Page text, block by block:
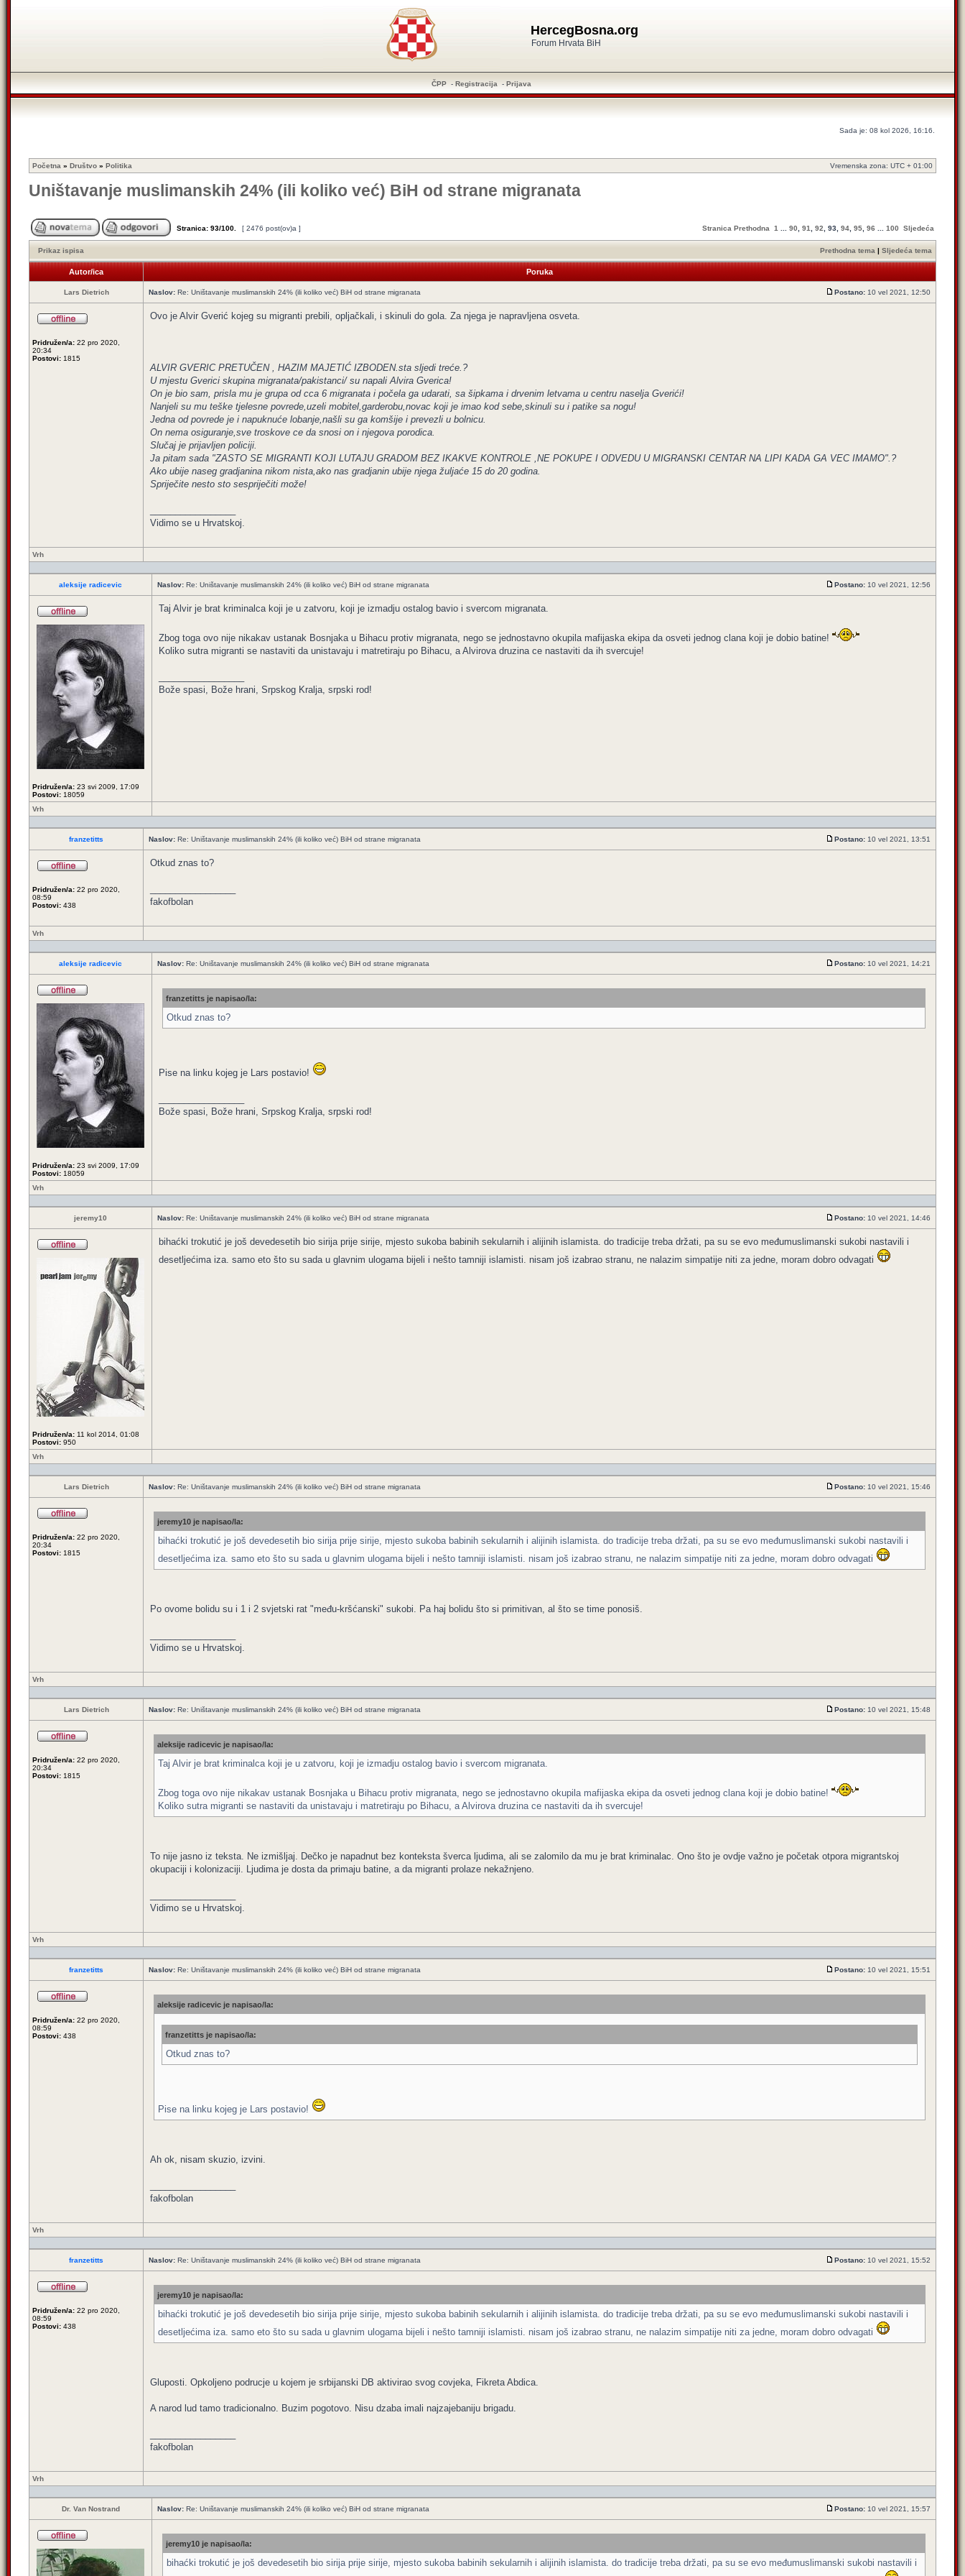
HercegBosna.org
Forum Hrvata BiH
ČPP - Registracija - Prijava
Sada je: 08 kol 2026, 16:16.
Početna » Društvo » Politika Vremenska zona: UTC + 01:00
Uništavanje muslimanskih 24% (ili koliko već) BiH od strane migranata
Stranica: 93/100 [ 2476 post(ov)a ] Stranica Prethodna 1 90 91 92 93 94 95 96 100 Sljedeća
Prikaz ispisa Prethodna tema | Sljedeća tema
Autor/ica Poruka
Lars Dietrich Naslov: Re: Uništavanje muslimanskih 24% (ili koliko već) BiH od strane migranata Postano: 10 vel 2021, 12:50
Pridružen/a: 22 pro 2020,
20:34
Postovi: 1815
Ovo je Alvir Gverić kojeg su migranti prebili, opljačkali, i skinuli do gola. Za njega je napravljena osveta.
ALVIR GVERIC PRETUČEN , HAZIM MAJETIĆ IZBODEN.sta sljedi treće.?
U mjestu Gverici skupina migranata/pakistanci/ su napali Alvira Gverica!
On je bio sam, prisla mu je grupa od cca 6 migranata i počela ga udarati, sa šipkama i drvenim letvama u centru naselja Gverići!
Nanjeli su mu teške tjelesne povrede,uzeli mobitel,garderobu,novac koji je imao kod sebe,skinuli su i patike sa nogu!
Jedna od povrede je i napuknuće lobanje,našli su ga komšije i prevezli u bolnicu.
On nema osiguranje,sve troskove ce da snosi on i njegova porodica.
Slučaj je prijavljen policiji.
Ja pitam sada "ZASTO SE MIGRANTI KOJI LUTAJU GRADOM BEZ IKAKVE KONTROLE ,NE POKUPE I ODVEDU U MIGRANSKI CENTAR NA LIPI KADA GA VEC IMAMO".?
Ako ubije naseg gradjanina nikom nista,ako nas gradjanin ubije njega žuljaće 15 do 20 godina.
Spriječite nesto sto sespriječiti može!
Vidimo se u Hrvatskoj.
Vrh
aleksije radicevic Naslov: Re: Uništavanje muslimanskih 24% (ili koliko već) BiH od strane migranata Postano: 10 vel 2021, 12:56
Pridružen/a: 23 svi 2009, 17:09
Postovi: 18059
Taj Alvir je brat kriminalca koji je u zatvoru, koji je izmadju ostalog bavio i svercom migranata.
Zbog toga ovo nije nikakav ustanak Bosnjaka u Bihacu protiv migranata, nego se jednostavno okupila mafijaska ekipa da osveti jednog clana koji je dobio batine!
Koliko sutra migranti se nastaviti da unistavaju i matretiraju po Bihacu, a Alvirova druzina ce nastaviti da ih svercuje!
Bože spasi, Bože hrani, Srpskog Kralja, srpski rod!
Vrh
franzetitts Naslov: Re: Uništavanje muslimanskih 24% (ili koliko već) BiH od strane migranata Postano: 10 vel 2021, 13:51
Pridružen/a: 22 pro 2020,
08:59
Postovi: 438
Otkud znas to?
fakofbolan
Vrh
aleksije radicevic Naslov: Re: Uništavanje muslimanskih 24% (ili koliko već) BiH od strane migranata Postano: 10 vel 2021, 14:21
Pridružen/a: 23 svi 2009, 17:09
Postovi: 18059
franzetitts je napisao/la:
Otkud znas to?
Pise na linku kojeg je Lars postavio!
Bože spasi, Bože hrani, Srpskog Kralja, srpski rod!
Vrh
jeremy10 Naslov: Re: Uništavanje muslimanskih 24% (ili koliko već) BiH od strane migranata Postano: 10 vel 2021, 14:46
Pridružen/a: 11 kol 2014, 01:08
Postovi: 950
bihaćki trokutić je još devedesetih bio sirija prije sirije, mjesto sukoba babinih sekularnih i alijinih islamista. do tradicije treba držati, pa su se evo međumuslimanski sukobi nastavili i
desetljećima iza. samo eto što su sada u glavnim ulogama bijeli i nešto tamniji islamisti. nisam još izabrao stranu, ne nalazim simpatije niti za jedne, moram dobro odvagati
Vrh
Lars Dietrich Naslov: Re: Uništavanje muslimanskih 24% (ili koliko već) BiH od strane migranata Postano: 10 vel 2021, 15:46
Pridružen/a: 22 pro 2020,
20:34
Postovi: 1815
jeremy10 je napisao/la:
bihaćki trokutić je još devedesetih bio sirija prije sirije, mjesto sukoba babinih sekularnih i alijinih islamista. do tradicije treba držati, pa su se evo međumuslimanski sukobi nastavili i
desetljećima iza. samo eto što su sada u glavnim ulogama bijeli i nešto tamniji islamisti. nisam još izabrao stranu, ne nalazim simpatije niti za jedne, moram dobro odvagati
Po ovome bolidu su i 1 i 2 svjetski rat "među-kršćanski" sukobi. Pa haj bolidu što si primitivan, al što se time ponosiš.
Vidimo se u Hrvatskoj.
Vrh
Lars Dietrich Naslov: Re: Uništavanje muslimanskih 24% (ili koliko već) BiH od strane migranata Postano: 10 vel 2021, 15:48
Pridružen/a: 22 pro 2020,
20:34
Postovi: 1815
aleksije radicevic je napisao/la:
Taj Alvir je brat kriminalca koji je u zatvoru, koji je izmadju ostalog bavio i svercom migranata.
Zbog toga ovo nije nikakav ustanak Bosnjaka u Bihacu protiv migranata, nego se jednostavno okupila mafijaska ekipa da osveti jednog clana koji je dobio batine!
Koliko sutra migranti se nastaviti da unistavaju i matretiraju po Bihacu, a Alvirova druzina ce nastaviti da ih svercuje!
To nije jasno iz teksta. Ne izmišljaj. Dečko je napadnut bez konteksta šverca ljudima, ali se zalomilo da mu je brat kriminalac. Ono što je ovdje važno je početak otpora migrantskoj
okupaciji i kolonizaciji. Ljudima je dosta da primaju batine, a da migranti prolaze nekažnjeno.
Vidimo se u Hrvatskoj.
Vrh
franzetitts Naslov: Re: Uništavanje muslimanskih 24% (ili koliko već) BiH od strane migranata Postano: 10 vel 2021, 15:51
Pridružen/a: 22 pro 2020,
08:59
Postovi: 438
aleksije radicevic je napisao/la:
franzetitts je napisao/la:
Otkud znas to?
Pise na linku kojeg je Lars postavio!
Ah ok, nisam skuzio, izvini.
fakofbolan
Vrh
franzetitts Naslov: Re: Uništavanje muslimanskih 24% (ili koliko već) BiH od strane migranata Postano: 10 vel 2021, 15:52
Pridružen/a: 22 pro 2020,
08:59
Postovi: 438
jeremy10 je napisao/la:
bihaćki trokutić je još devedesetih bio sirija prije sirije, mjesto sukoba babinih sekularnih i alijinih islamista. do tradicije treba držati, pa su se evo međumuslimanski sukobi nastavili i
desetljećima iza. samo eto što su sada u glavnim ulogama bijeli i nešto tamniji islamisti. nisam još izabrao stranu, ne nalazim simpatije niti za jedne, moram dobro odvagati
Gluposti. Opkoljeno podrucje u kojem je srbijanski DB aktivirao svog covjeka, Fikreta Abdica.
A narod lud tamo tradicionalno. Buzim pogotovo. Nisu dzaba imali najzajebaniju brigadu.
fakofbolan
Vrh
Dr. Van Nostrand Naslov: Re: Uništavanje muslimanskih 24% (ili koliko već) BiH od strane migranata Postano: 10 vel 2021, 15:57
jeremy10 je napisao/la:
bihaćki trokutić je još devedesetih bio sirija prije sirije, mjesto sukoba babinih sekularnih i alijinih islamista. do tradicije treba držati, pa su se evo međumuslimanski sukobi nastavili i